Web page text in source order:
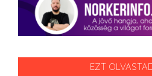
EZT